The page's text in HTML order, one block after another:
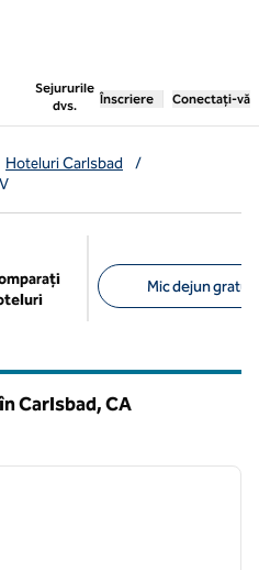
Sejururile
dvs.
, deschide o filă nouă
Înscriere Conectați-vă
Hoteluri Carlsbad
/
Mic dejun gratuit
Carlsbad,CA